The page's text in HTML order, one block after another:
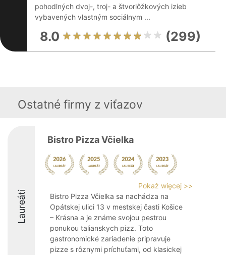
pohodlných dvoj-, troj- a štvorlôžkových izieb
vybavených vlastným sociálnym ...
8.0 (299)
Ostatné firmy z viťazov
Laureáti
Bistro Pizza Včielka
Pokaż więcej >>
Bistro Pizza Včielka sa nachádza na
Opátskej ulici 13 v mestskej časti Košice
– Krásna a je známe svojou pestrou
ponukou talianskych pizz. Toto
gastronomické zariadenie pripravuje
pizze s rôznymi príchuťami, od klasickej